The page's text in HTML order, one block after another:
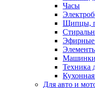
Часы
Щипцы,
Эфирные
Машинки
Техника
Для авто и